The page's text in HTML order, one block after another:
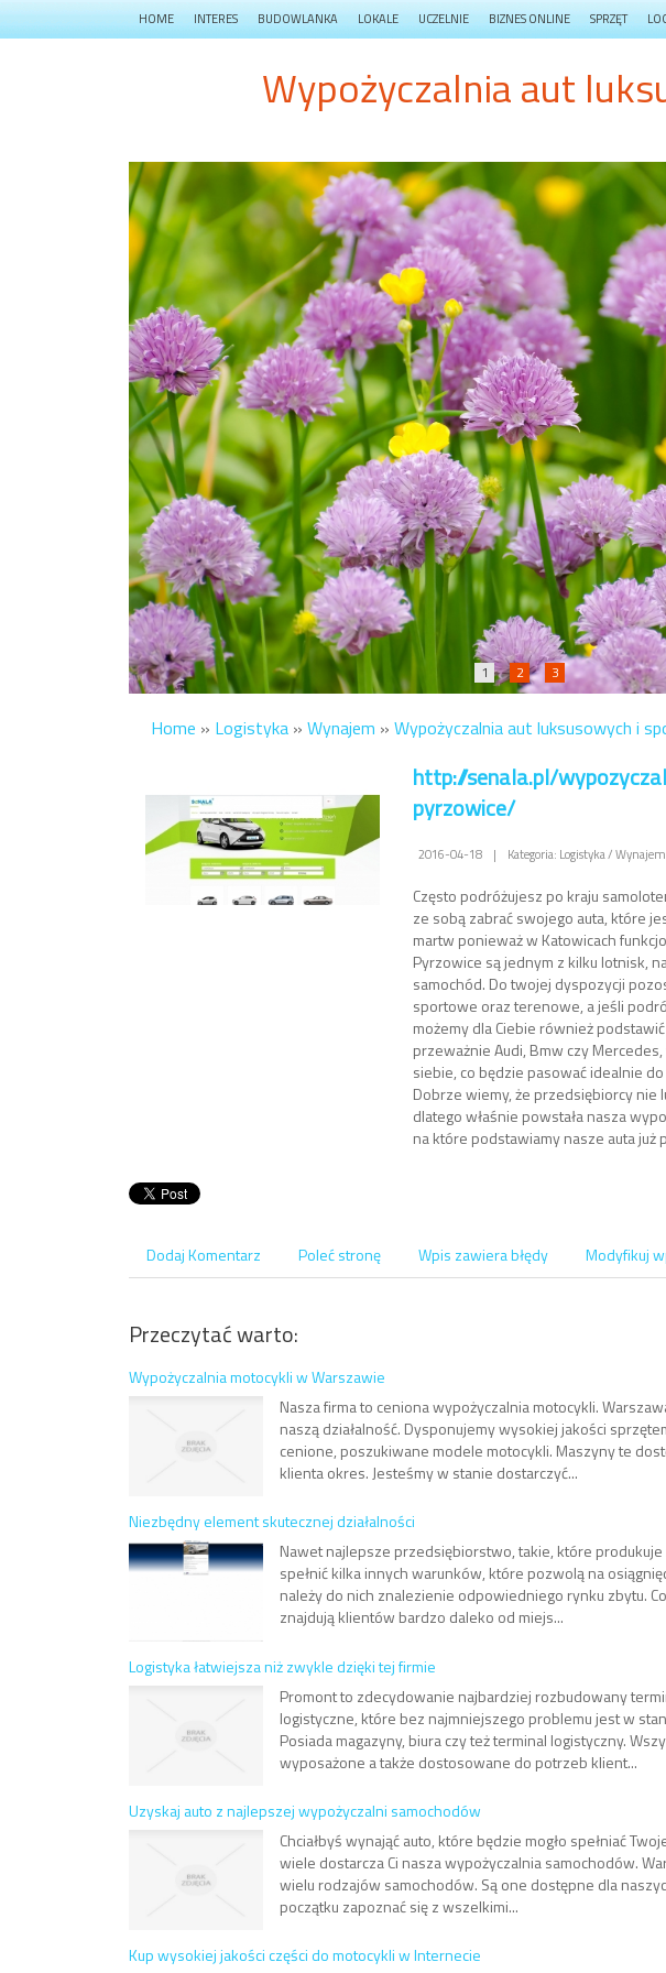
HOME INTERES BUDOWLANKA LOKALE UCZELNIE BIZNES ONLINE SPRZĘT
Wypożyczalnia aut
1 2 3
Home » Logistyka » Wynajem » Wypożyczalnia aut luksusowych i
http://senala.pl/
pyrzowice/
2016-04-18 | Kategoria: Logistyka / Wynajem
Często podróżujesz po kraju
ze sobą zabrać swojego auta, które
martw ponieważ w Katowicach
Pyrzowice są jednym z kilku lotnisk,
samochód. Do twojej dyspozycji
sportowe oraz terenowe, a jeśli
możemy dla Ciebie również
przeważnie Audi, Bmw czy
siebie, co będzie pasować idealnie
Dobrze wiemy, że przedsiębiorcy nie
dlatego właśnie powstała nasza
na które podstawiamy nasze auta już
Dodaj Komentarz Poleć stronę Wpis zawiera błędy Modyfikuj
Przeczytać warto:
Wypożyczalnia motocykli w Warszawie
Nasza firma to ceniona wypożyczalnia motocykli.
naszą działalność. Dysponujemy wysokiej jakości
cenione, poszukiwane modele motocykli. Maszyny te
klienta okres. Jesteśmy w stanie dostarczyć...
Niezbędny element skutecznej działalności
Nawet najlepsze przedsiębiorstwo, takie, które
spełnić kilka innych warunków, które pozwolą na
należy do nich znalezienie odpowiedniego rynku zbytu.
znajdują klientów bardzo daleko od miejs...
Logistyka łatwiejsza niż zwykle dzięki tej firmie
Promont to zdecydowanie najbardziej rozbudowany
logistyczne, które bez najmniejszego problemu jest w
Posiada magazyny, biura czy też terminal logistyczny.
wyposażone a także dostosowane do potrzeb klient...
Uzyskaj auto z najlepszej wypożyczalni samochodów
Chciałbyś wynająć auto, które będzie mogło spełniać
wiele dostarcza Ci nasza wypożyczalnia samochodów.
wielu rodzajów samochodów. Są one dostępne dla
początku zapoznać się z wszelkimi...
Kup wysokiej jakości części do motocykli w Internecie